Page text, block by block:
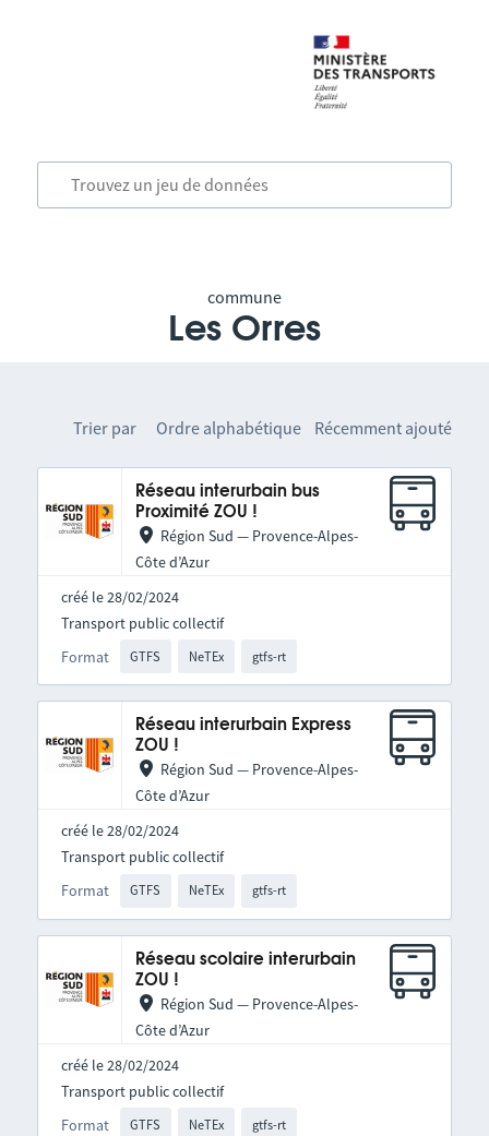
commune
Les Orres
Trier par Ordre alphabétique Récemment ajouté
Réseau interurbain bus
Proximité ZOU !
Région Sud — Provence-Alpes-
Côte d’Azur
créé le 28/02/2024
Format GTFS NeTEx gtfs-rt
Transport public collectif
Réseau interurbain Express
ZOU !
Région Sud — Provence-Alpes-
Côte d’Azur
créé le 28/02/2024
Format GTFS NeTEx gtfs-rt
Transport public collectif
Réseau scolaire interurbain
ZOU !
Région Sud — Provence-Alpes-
Côte d’Azur
créé le 28/02/2024
Format GTFS NeTEx gtfs-rt
Transport public collectif